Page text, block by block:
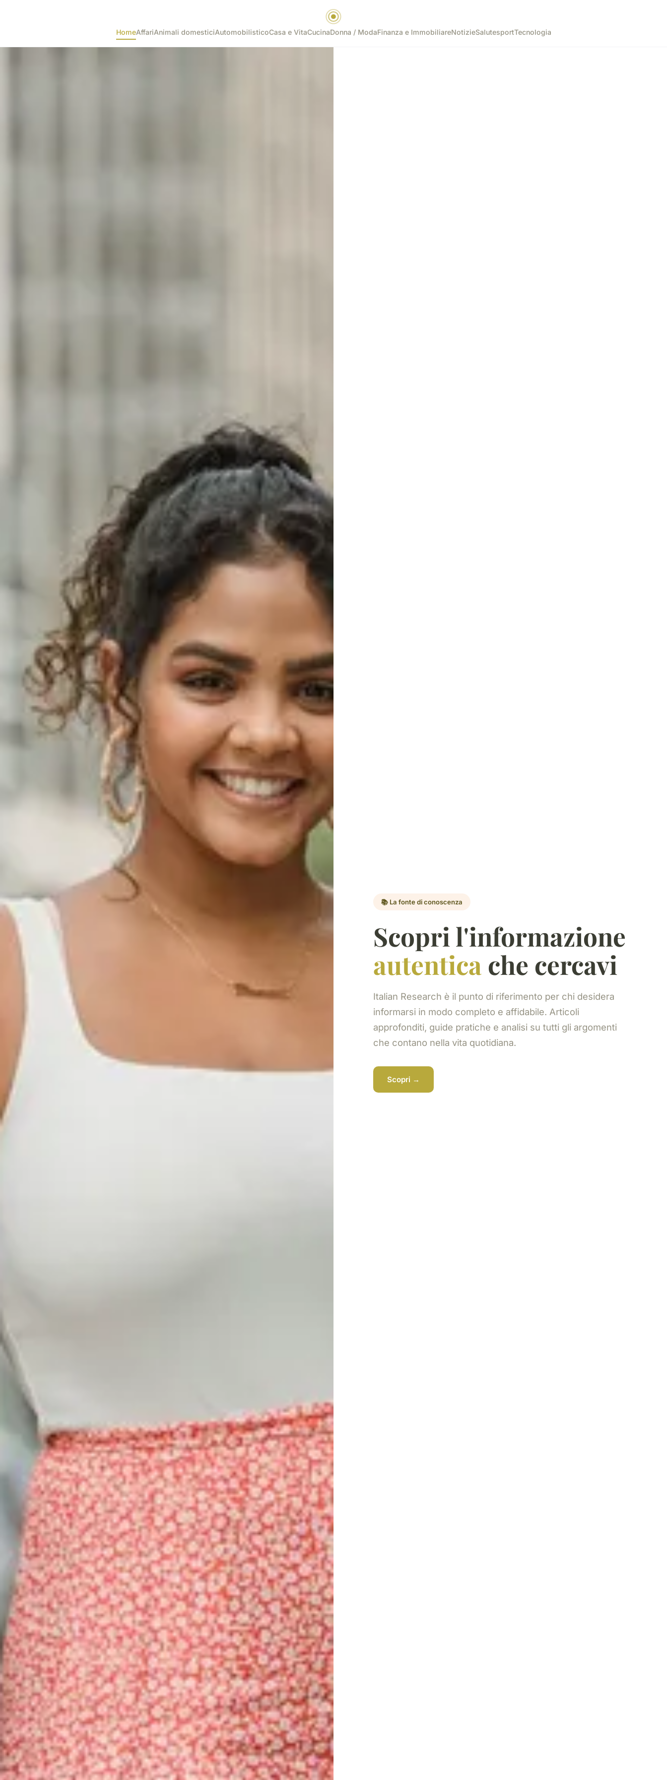
HomeAffariAnimali domesticiAutomobilisticoCasa e VitaCucinaDonna / ModaFinanza e ImmobiliareNotizieSalutesportTecnologia
📚 La fonte di conoscenza
Scopri l'informazione
autentica che cercavi
Italian Research è il punto di riferimento per chi desidera
informarsi in modo completo e affidabile. Articoli
approfonditi, guide pratiche e analisi su tutti gli argomenti
che contano nella vita quotidiana.
Scopri →